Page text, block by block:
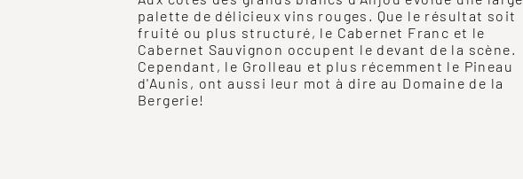
palette de délicieux vins rouges. Que le résultat soit
fruité ou plus structuré, le Cabernet Franc et le
Cabernet Sauvignon occupent le devant de la scène.
Cependant, le Grolleau et plus récemment le Pineau
d'Aunis, ont aussi leur mot à dire au Domaine de la
Bergerie!